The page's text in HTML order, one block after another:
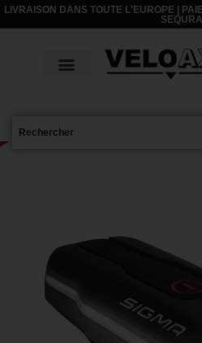
LIVRAISON DANS TOUTE L'EUROPE |
SEQURA